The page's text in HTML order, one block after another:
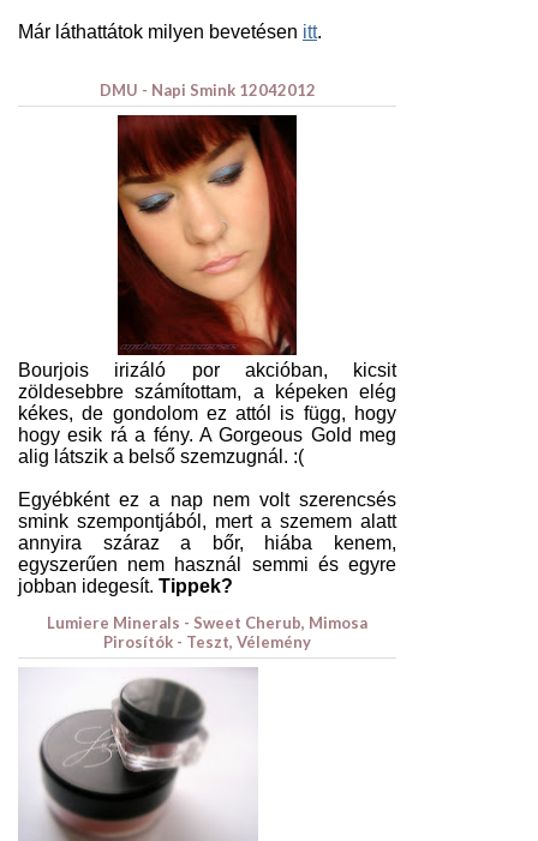
Már láthattátok milyen bevetésen itt.
DMU - Napi Smink 12042012
Bourjois irizáló por akcióban, kicsit
zöldesebbre számítottam, a képeken elég
kékes, de gondolom ez attól is függ, hogy
hogy esik rá a fény. A Gorgeous Gold meg
alig látszik a belső szemzugnál. :(
Egyébként ez a nap nem volt szerencsés
smink szempontjából, mert a szemem alatt
annyira száraz a bőr, hiába kenem,
egyszerűen nem használ semmi és egyre
jobban idegesít. Tippek?
Lumiere Minerals - Sweet Cherub, Mimosa
Pirosítók - Teszt, Vélemény